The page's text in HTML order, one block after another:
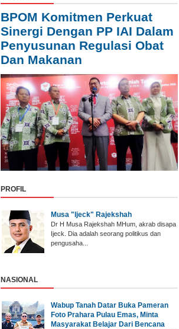
BPOM Komitmen Perkuat
Sinergi Dengan PP IAI Dalam
Penyusunan Regulasi Obat
Dan Makanan
PROFIL
Musa "Ijeck" Rajekshah
Dr H Musa Rajekshah MHum, akrab disapa
Ijeck. Dia adalah seorang politikus dan
pengusaha...
NASIONAL
Wabup Tanah Datar ‎Buka Pameran
Foto Prahara Pulau Emas, Minta
Masyarakat Belajar Dari Bencana